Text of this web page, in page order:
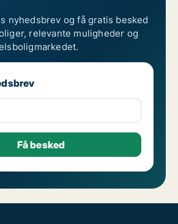
nyhedsbrev og få gratis besked
relevante muligheder og